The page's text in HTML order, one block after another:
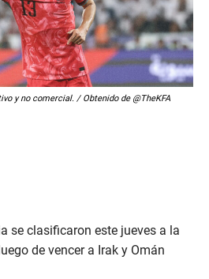
y no comercial. / Obtenido de @TheKFA
se clasificaron este jueves a la
de vencer a Irak y Omán